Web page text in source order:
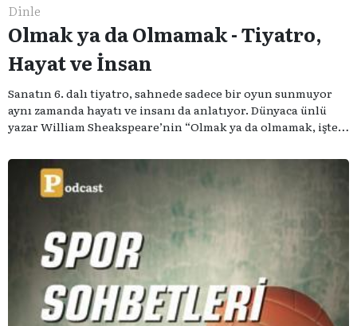
Dinle
Olmak ya da Olmamak - Tiyatro,
Hayat ve İnsan
Sanatın 6. dalı tiyatro, sahnede sadece bir oyun sunmuyor
aynı zamanda hayatı ve insanı da anlatıyor. Dünyaca ünlü
yazar William Sheakspeare’nin “Olmak ya da olmamak, işte
serimizde; tiyatroyu, alanının uzman isimleriyle
konuşuyoruz..